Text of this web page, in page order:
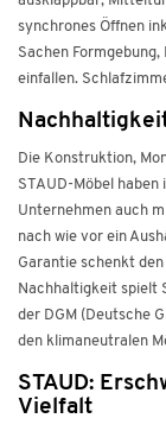
synchrones Öffnen
Sachen
einfallen.
Die Konstruktion,
STAUD-Möbel
Unternehmen auch
nach wie vor ein
Garantie schenkt
Nachhaltigkeit spielt
der DGM (Deutsche
den klimaneutralen
STAUD:
Vielfalt